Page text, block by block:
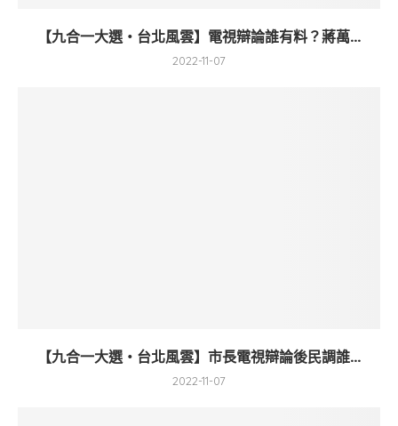
【九合一大選・台北風雲】電視辯論誰有料？蔣萬...
2022-11-07
【九合一大選・台北風雲】市長電視辯論後民調誰...
2022-11-07